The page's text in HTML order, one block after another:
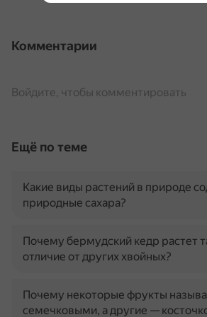
Комментарии
Войдите, чтобы комментировать
Ещё по теме
Какие виды растений в природе
природные сахара?
Почему бермудский кедр растет
отличие от других хвойных?
Почему некоторые фрукты
семечковыми, а другие —